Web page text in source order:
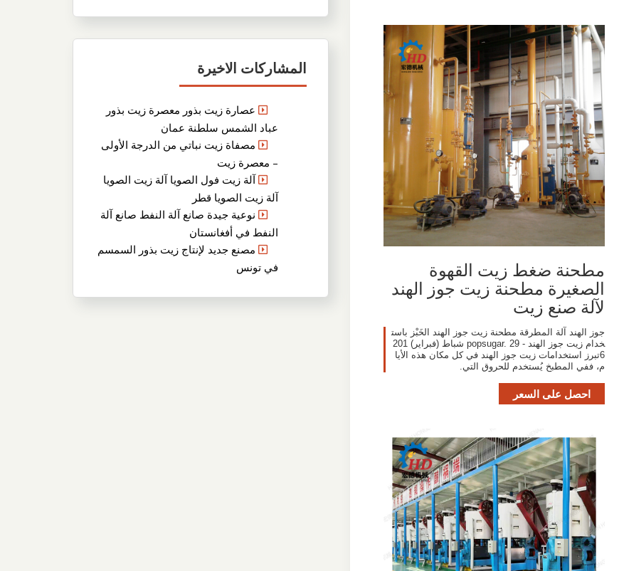
المشاركات الاخيرة
عصارة زيت بذور معصرة زيت بذور
عباد الشمس سلطنة عمان
مصفاة زيت نباتي من الدرجة الأولى
– معصرة زيت
آلة زيت فول الصويا آلة زيت الصويا
آلة زيت الصويا قطر
نوعية جيدة صانع آلة النفط صانع آلة
النفط في أفغانستان
مصنع جديد لإنتاج زيت بذور السمسم
في تونس
مطحنة ضغط زيت القهوة
الصغيرة مطحنة زيت جوز الهند
لآلة صنع زيت
جوز الهند آلة المطرقة مطحنة زيت جوز الهند الخَبْز باست
خدام زيت جوز الهند - popsugar. 29 شباط (فبراير) 201
6تبرز استخدامات زيت جوز الهند في كل مكان هذه الأيا
م، ففي المطبخ يُستخدم للحروق التي.
احصل على السعر